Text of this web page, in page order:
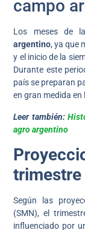
campo
Los meses de
argentino, ya que
y el inicio de la
Durante este
país se preparan
en gran medida
Leer también:
agro argentino
trimestre
Según las
(SMN), el
influenciado por